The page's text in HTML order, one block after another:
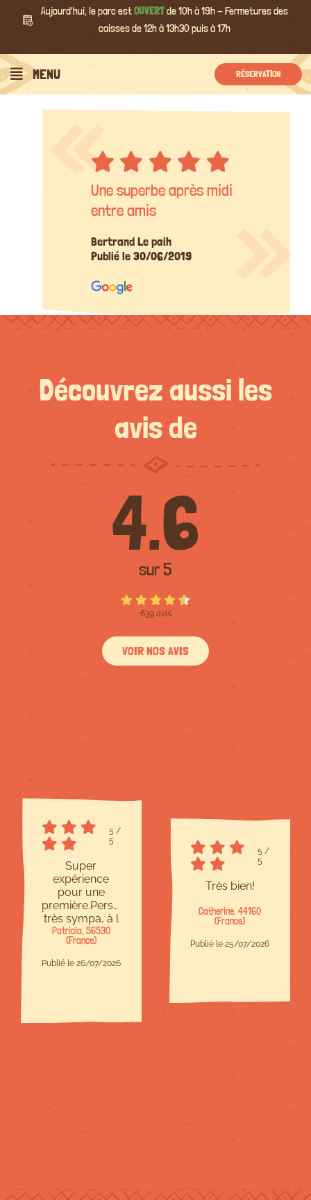
Aujourd'hui, le parc estOUVERTde 10h à 19h - Fermetures des
caisses de 12h à 13h30 puis à 17h
MENU RÉSERVATION
Une superbe après midi
entre amis
Bertrand Le paih
Publié le 30/06/2019
Découvrez aussi les
avis de
4.6
sur 5
639 avis
VOIR NOS AVIS
5 /
5
Super
expérience
pour une
première.Personnel
très sympa, à l
écoute et
bienveillant.Site
à taille
humaine,c est
chacun trouve
recommande !
Patricia, 56530
(France)
Publié le 26/07/2026
5 /
5
Très bien!
Catherine, 44160
(France)
Publié le 25/07/2026